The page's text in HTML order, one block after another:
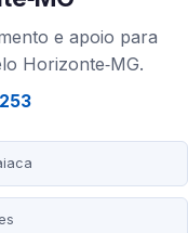
e apoio para
Horizonte‑MG.
253